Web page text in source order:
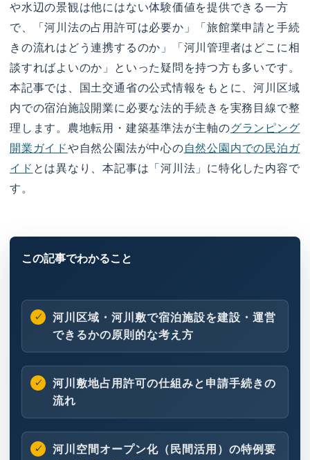
や水辺の景観は他にはない体験価値を提供できる一方
で、「河川法の占用許可は必要か」「旅館業申請と手続
きの流れはどう連携するのか」「河川管理者はどこに相
談すればよいのか」といった疑問を持つ方も多いです。
本記事では、国土交通省の公式情報をもとに、河川区域
内での宿泊施設開業に必要な法的手続きを実務目線で整
理します。農地転用・建築基準法が主軸のグランピング
開業ガイドや自然公園法が中心の自然公園内での民泊ガ
イド とは異なり、本記事は「河川法」に特化した内容で
す。
河川区域・河川敷で宿泊施設を建設・運営
できるかの原則的な考え方
河川敷地占用許可の仕組みと申請手続きの
流れ
河川空間オープン化（民間活用）の特例要